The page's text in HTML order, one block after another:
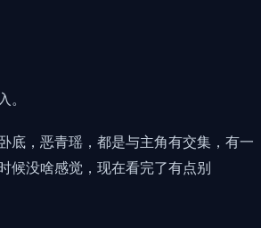
。
底，恶青瑶，都是与主角有交集，有一
候没啥感觉，现在看完了有点别